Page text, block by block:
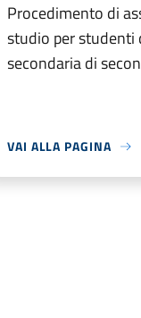
Procedimento di
studio per studenti
secondaria di
VAI ALLA PAGINA